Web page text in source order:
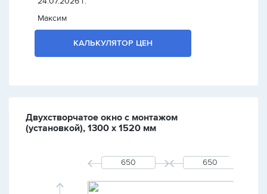
Максим
КАЛЬКУЛЯТОР ЦЕН
Двухстворчатое окно с монтажом
(установкой), 1300 х 1520 мм